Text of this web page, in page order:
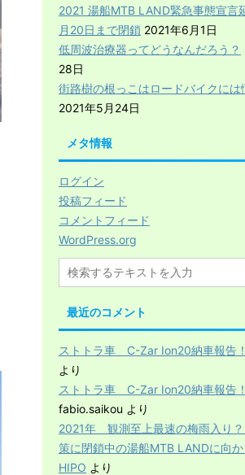
2021 湯船MTB LAND緊急事態宣言
月20日まで閉鎖 2021年6月1日
低周波治療器ってどうなんだろう？
28日
街路樹の根っこはロードバイクに
2021年5月24日
メタ情報
ログイン
投稿フィード
コメントフィード
WordPress.org
最近のコメント
ストトラ車 C-Zar Ion20納車報告！
より
ストトラ車 C-Zar Ion20納車報告！
fabio.saikou より
2021年 観測至上最速の梅雨入り
策に閉鎖中の湯船MTB LANDに向か
HIPO より